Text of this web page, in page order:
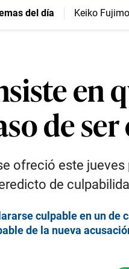
del día Keiko
en
de
ofreció este
de
culpable en un
de la nueva